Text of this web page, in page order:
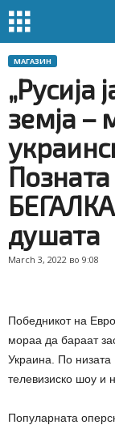
МАГАЗИН
„Русија
земја –
Позната
душата
March 3, 2022 во 9:08
Победникот на
мораа да бараат
Украина. По низата
телевизиско шоу и
Популарната